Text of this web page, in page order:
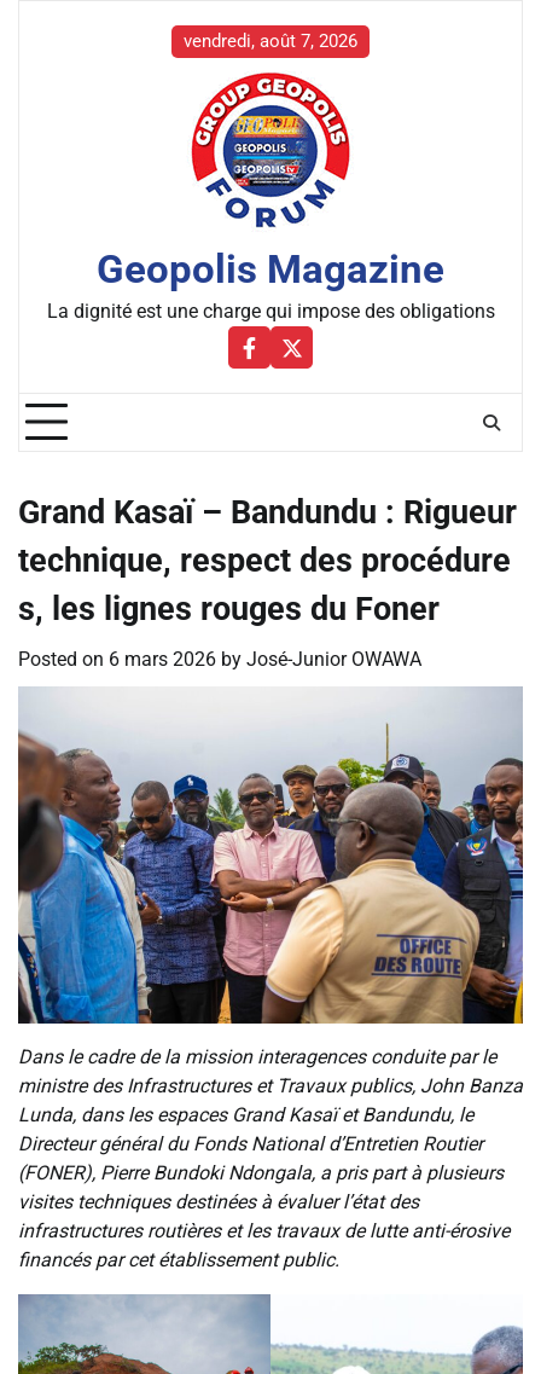
vendredi, août 7, 2026
Geopolis Magazine
La dignité est une charge qui impose des obligations
Facebbok
X
Grand Kasaï – Bandundu : Rigueur
technique, respect des procédure
s, les lignes rouges du Foner
Posted on 6 mars 2026 by José-Junior OWAWA
Dans le cadre de la mission interagences conduite par le
ministre des Infrastructures et Travaux publics, John Banza
Lunda, dans les espaces Grand Kasaï et Bandundu, le
Directeur général du Fonds National d’Entretien Routier
(FONER), Pierre Bundoki Ndongala, a pris part à plusieurs
visites techniques destinées à évaluer l’état des
infrastructures routières et les travaux de lutte anti-érosive
financés par cet établissement public.